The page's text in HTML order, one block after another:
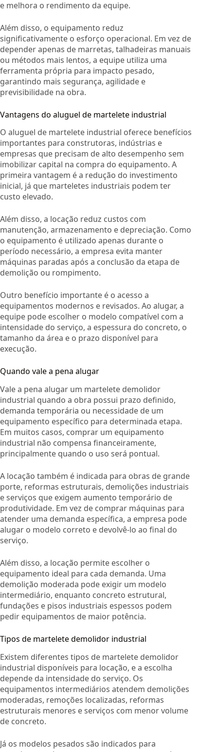
e melhora o rendimento da equipe.
Além disso, o equipamento reduz
significativamente o esforço operacional. Em vez de
depender apenas de marretas, talhadeiras manuais
ou métodos mais lentos, a equipe utiliza uma
ferramenta própria para impacto pesado,
garantindo mais segurança, agilidade e
previsibilidade na obra.
Vantagens do aluguel de martelete industrial
O aluguel de martelete industrial oferece benefícios
importantes para construtoras, indústrias e
empresas que precisam de alto desempenho sem
imobilizar capital na compra do equipamento. A
primeira vantagem é a redução do investimento
inicial, já que marteletes industriais podem ter
custo elevado.
Além disso, a locação reduz custos com
manutenção, armazenamento e depreciação. Como
o equipamento é utilizado apenas durante o
período necessário, a empresa evita manter
máquinas paradas após a conclusão da etapa de
demolição ou rompimento.
Outro benefício importante é o acesso a
equipamentos modernos e revisados. Ao alugar, a
equipe pode escolher o modelo compatível com a
intensidade do serviço, a espessura do concreto, o
tamanho da área e o prazo disponível para
execução.
Quando vale a pena alugar
Vale a pena alugar um martelete demolidor
industrial quando a obra possui prazo definido,
demanda temporária ou necessidade de um
equipamento específico para determinada etapa.
Em muitos casos, comprar um equipamento
industrial não compensa financeiramente,
principalmente quando o uso será pontual.
A locação também é indicada para obras de grande
porte, reformas estruturais, demolições industriais
e serviços que exigem aumento temporário de
produtividade. Em vez de comprar máquinas para
atender uma demanda específica, a empresa pode
alugar o modelo correto e devolvê-lo ao final do
serviço.
Além disso, a locação permite escolher o
equipamento ideal para cada demanda. Uma
demolição moderada pode exigir um modelo
intermediário, enquanto concreto estrutural,
fundações e pisos industriais espessos podem
pedir equipamentos de maior potência.
Tipos de martelete demolidor industrial
Existem diferentes tipos de martelete demolidor
industrial disponíveis para locação, e a escolha
depende da intensidade do serviço. Os
equipamentos intermediários atendem demolições
moderadas, remoções localizadas, reformas
estruturais menores e serviços com menor volume
de concreto.
Já os modelos pesados são indicados para